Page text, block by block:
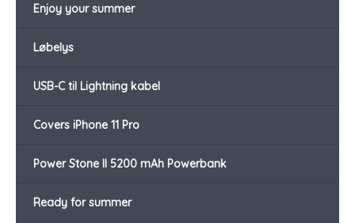
Enjoy your summer
Løbelys
USB-C til Lightning kabel
Covers iPhone 11 Pro
Power Stone II 5200 mAh Powerbank
Ready for summer